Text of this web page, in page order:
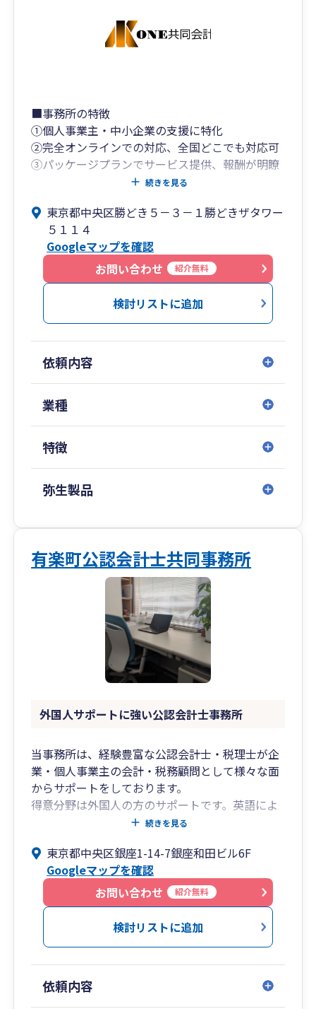
■事務所の特徴
①個人事業主・中小企業の支援に特化
②完全オンラインでの対応、全国どこでも対応可
③パッケージプランでサービス提供、報酬が明瞭
弊所の特徴の中で気になる事項が一つでもある方
はぜひHPをご覧ください。
初回面談は無料で実施しておりますので、ぜひお
問い合わせをお願い致します。
続きを見る
東京都中央区勝どき５－３－１勝どきザタワー
５１１４
Googleマップを確認
お問い合わせ
紹介無料
検討リストに追加
依頼内容
業種
特徴
弥生製品
有楽町公認会計士共同事務所
外国人サポートに強い公認会計士事務所
当事務所は、経験豊富な公認会計士・税理士が企
業・個人事業主の会計・税務顧問として様々な面
からサポートをしております。
得意分野は外国人の方のサポートです。英語によ
る対応も可能ですので、外国人（投資家の方な
有楽町・銀座からアクセスしやすい便利な立地に
ある事務所です。東京都内を中心に全国に対応し
ておりますので、どうぞお気軽に何でもご相談く
ださい。
続きを見る
東京都中央区銀座1-14-7銀座和田ビル6F
Googleマップを確認
お問い合わせ
紹介無料
検討リストに追加
依頼内容